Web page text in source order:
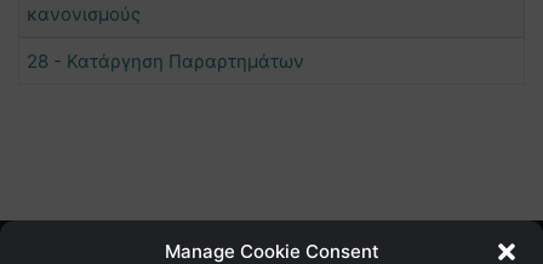
Manage Cookie Consent
κανονισμούς
28 - Κατάργηση Παραρτημάτων